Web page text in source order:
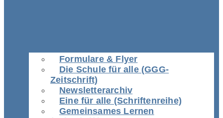
Formulare & Flyer
Die Schule für alle (GGG-
Zeitschrift)
Newsletterarchiv
Eine für alle (Schriftenreihe)
Gemeinsames Lernen